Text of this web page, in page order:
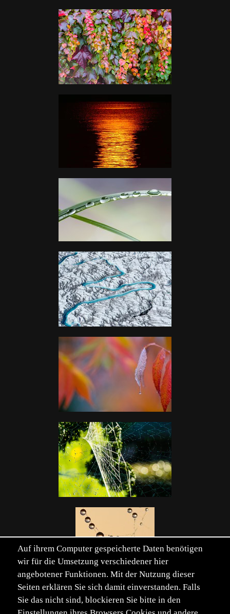
Auf ihrem Computer gespeicherte Daten benötigen
wir für die Umsetzung verschiedener hier
angebotener Funktionen. Mit der Nutzung dieser
Seiten erklären Sie sich damit einverstanden. Falls
Sie das nicht sind, blockieren Sie bitte in den